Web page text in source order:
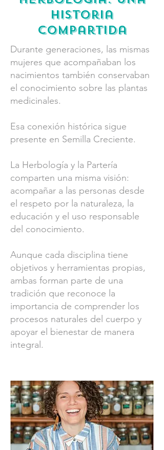
historia
compartida
Durante generaciones, las mismas
mujeres que acompañaban los
nacimientos también conservaban
el conocimiento sobre las plantas
medicinales.
Esa conexión histórica sigue
presente en Semilla Creciente.
La Herbología y la Partería
comparten una misma visión:
acompañar a las personas desde
el respeto por la naturaleza, la
educación y el uso responsable
del conocimiento.
Aunque cada disciplina tiene
objetivos y herramientas propias,
ambas forman parte de una
tradición que reconoce la
importancia de comprender los
procesos naturales del cuerpo y
apoyar el bienestar de manera
integral.